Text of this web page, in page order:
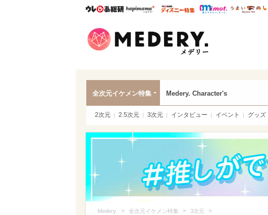
ウレぴあ総研ハピママ* ウレぴあ総研 ディ
mimot.
全次元イケメン特集 Medery. Character's
2次元 2.5次元 3次元 インタビュー イベント グッズ
Medery. > 全次元イケメン特集 > 3次元 >